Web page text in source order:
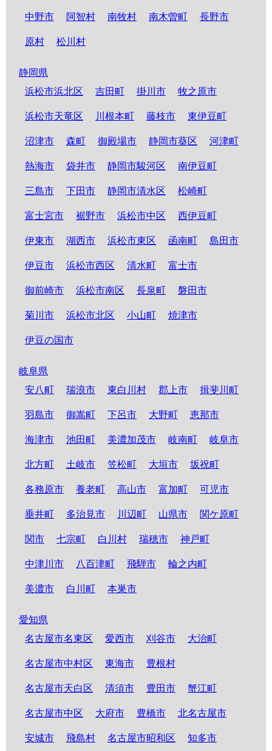
中野市 阿智村 南牧村 南木曽町 長野市
原村 松川村
静岡県
浜松市浜北区
吉田町 掛川市 牧之原市
浜松市天竜区 川根本町 藤枝市 東伊豆町
沼津市 森町 御殿場市 静岡市葵区 河津町
熱海市 袋井市 静岡市駿河区 南伊豆町
三島市 下田市 静岡市清水区 松崎町
富士宮市 裾野市 浜松市中区 西伊豆町
伊東市 湖西市 浜松市東区 函南町 島田市
伊豆市 浜松市西区 清水町 富士市
御前崎市 浜松市南区 長泉町 磐田市
菊川市 浜松市北区 小山町 焼津市
伊豆の国市
岐阜県
安八町
瑞浪市 東白川村 郡上市 揖斐川町
羽島市 御嵩町 下呂市 大野町 恵那市
海津市 池田町 美濃加茂市 岐南町 岐阜市
北方町 土岐市 笠松町 大垣市 坂祝町
各務原市 養老町 高山市 富加町 可児市
垂井町 多治見市 川辺町 山県市 関ケ原町
関市 七宗町 白川村 瑞穂市 神戸町
中津川市 八百津町 飛騨市 輪之内町
美濃市 白川町 本巣市
愛知県
名古屋市名東区
愛西市 刈谷市 大治町
名古屋市中村区 東海市 豊根村
名古屋市天白区 清須市 豊田市 蟹江町
名古屋市中区 大府市 豊橋市 北名古屋市
安城市 飛島村 名古屋市昭和区 知多市